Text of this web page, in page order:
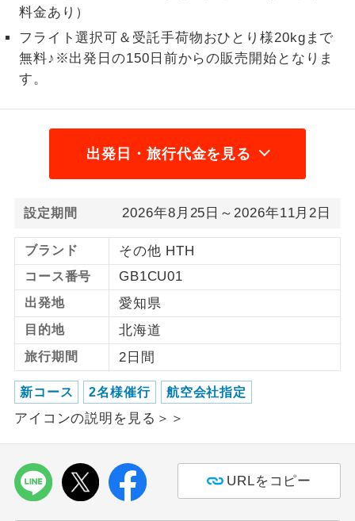
料金あり）
フライト選択可＆受託手荷物おひとり様20kgまで
無料♪※出発日の150日前からの販売開始となりま
す。
出発日・旅行代金を見る
設定期間 2026年8月25日～2026年11月2日
ブランド その他 HTH
コース番号 GB1CU01
出発地 愛知県
目的地 北海道
旅行期間 2日間
新コース 2名様催行 航空会社指定
アイコンの説明を見る＞＞
URLをコピー
おひとり様参
加限定
おひとり様限定でご参加いただけるコー
スです。
金
コースです。
ご夫婦限定
ご夫婦限定でご参加いただけるコースで
す。
す。
年齢制限あり
ご参加にあたり年齢に制限があるコース
です。
航空会社指定
利用航空会社が指定なので、ご出発の計
画にとても便利です。
ホテル指定
ご紹介するホテルを指定したコースで
す。
おひとり様バ
ス2席利用
おひとり様でバス席を2席利⽤できま
す。